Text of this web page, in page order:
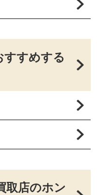
すすめする
取店のホン